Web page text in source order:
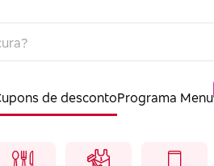
de descontoPrograma Menu